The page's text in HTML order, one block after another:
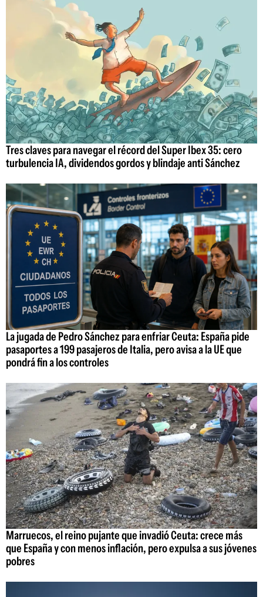
Tres claves para navegar el récord del Super Ibex 35: cero
turbulencia IA, dividendos gordos y blindaje anti Sánchez
La jugada de Pedro Sánchez para enfriar Ceuta: España pide
pasaportes a 199 pasajeros de Italia, pero avisa a la UE que
pondrá fin a los controles
Marruecos, el reino pujante que invadió Ceuta: crece más
que España y con menos inflación, pero expulsa a sus jóvenes
pobres